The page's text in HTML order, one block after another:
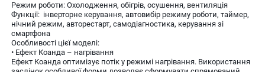
Режим роботи: Охолодження, обігрів, осушення, вентиляція
Функції: інверторне керування, автовибір режиму роботи, таймер,
нічний режим, авторестарт, самодіагностика, керування зі
смартфона
Особливості цієї моделі:
• Ефект Коанда – нагрівання
Ефект Коанда оптимізує потік у режимі нагрівання. Використання